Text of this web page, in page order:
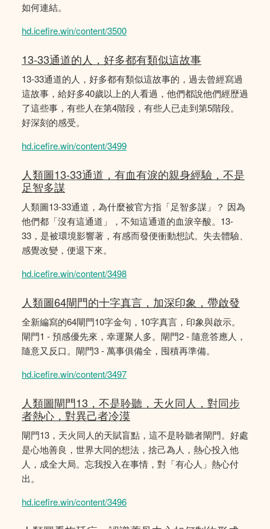
如何連結。
hd.icefire.win/content/3500
13-33通道的人，好多都有類似這故事
13-33通道的人，好多都有類似這故事的，過去曾經寫過
這故事，給好多40歲以上的人看過，他們都說他們經歴過
了這些事，有些人在第4階段，有些人已走到第5階段。
好深刻的感受。
hd.icefire.win/content/3499
人類圖13-33通道，有血有淚的親身經驗，不是
足智多謀
人類圖13-33通道，為什麼被官方指「足智多謀」？ 因為
他們都「沒有這通道」，不知這通道的血淚辛酸。13-
33，是被環境影響著，有感而發便衝動想試。失去體驗、
感覺改變，便退下來。
hd.icefire.win/content/3498
人類圖64閘門的十字真言，加深印象，帶啟發
全新編寫的64閘門10字金句，10字真言，印象與啟示。
閘門1 - 預感優先來，幸運聚人多。閘門2 - 隨意答應人，
隨意又反口。閘門3 - 萬事俱備全，囤積再準備。
hd.icefire.win/content/3497
人類圖閘門13，不是聆聽，天火同人，對同步
者熱心，對異己者冷漠
閘門13，天火同人的天賦盲點，這不是聆聽者閘門。好處
是心地善良，世界大同的想法，捨己為人，熱心投入他
人，成全大局。忘我投入在事情，對「有心人」熱心付
出。
hd.icefire.win/content/3496